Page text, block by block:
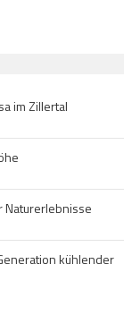
im Zillertal
Naturerlebnisse
kühlender